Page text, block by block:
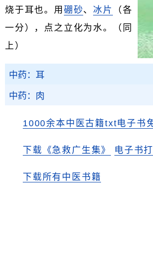
烧于耳也。用 硼砂、 冰片
（各
一分），点之立化为水。（同
上）
中药：耳
中药：肉
1000余本中医古籍txt电子书
下载《急救广生集》 电子书
下载所有中医书籍